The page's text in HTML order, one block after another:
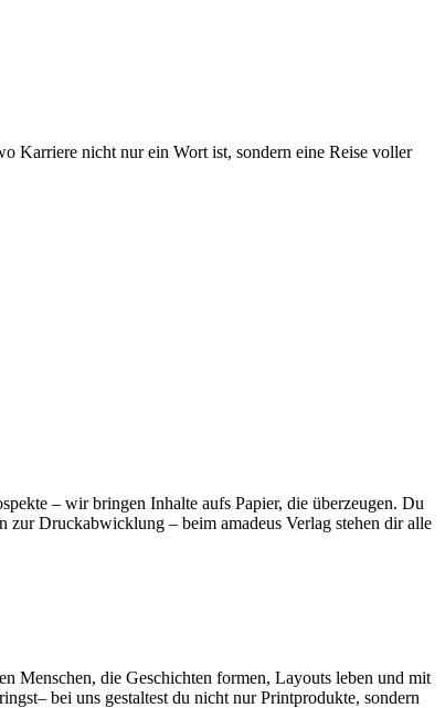
Karriere nicht nur ein Wort ist, sondern eine Reise voller
– wir bringen Inhalte aufs Papier, die überzeugen. Du
Druckabwicklung – beim amadeus Verlag stehen dir alle
Menschen, die Geschichten formen, Layouts leben und mit
bei uns gestaltest du nicht nur Printprodukte, sondern